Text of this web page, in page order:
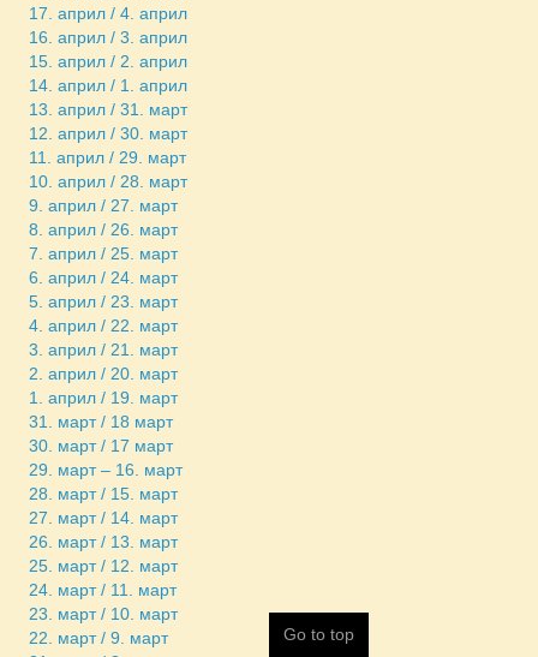
17. април / 4. април
16. април / 3. април
15. април / 2. април
14. април / 1. април
13. април / 31. март
12. април / 30. март
11. април / 29. март
10. април / 28. март
9. април / 27. март
8. април / 26. март
7. април / 25. март
6. април / 24. март
5. април / 23. март
4. април / 22. март
3. април / 21. март
2. април / 20. март
1. април / 19. март
31. март / 18 март
30. март / 17 март
29. март – 16. март
28. март / 15. март
27. март / 14. март
26. март / 13. март
25. март / 12. март
24. март / 11. март
23. март / 10. март
22. март / 9. март
Go to top